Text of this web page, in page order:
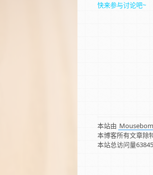
快来参与讨论吧~
本站由
本博客所有文章除
本站总访问量63845